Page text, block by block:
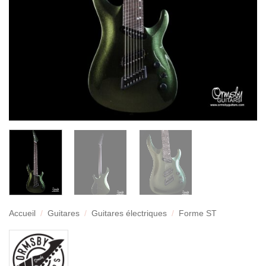
Accueil / Guitares / Guitares électriques / Forme ST